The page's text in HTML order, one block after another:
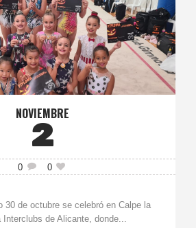
NOVIEMBRE
2
0 0
30 de octubre se celebró en Calpe la
Interclubs de Alicante, donde...